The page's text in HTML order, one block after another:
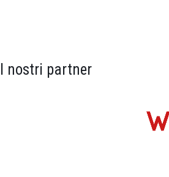
I nostri partner